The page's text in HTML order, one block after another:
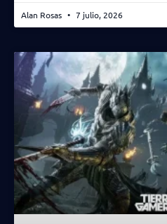
Alan Rosas 7 julio, 2026